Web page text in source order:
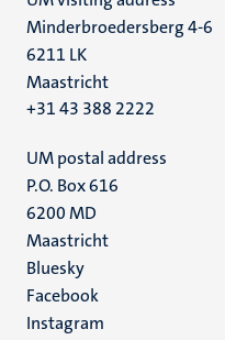
Minderbroedersberg 4-6
6211 LK
Maastricht
+31 43 388 2222
UM postal address
P.O. Box 616
6200 MD
Maastricht
Social
media
Bluesky
Facebook
Instagram